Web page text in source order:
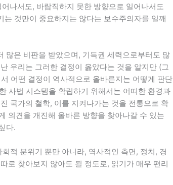
나서도, 바람직하지 못한 방향으로 일어나서도
것만이 중요하지는 않다는 보수주의자를 일깨
많은 비판을 받았으며, 기득권 세력으로부터도 많
우리는 그러한 결정이 옳았다는 것을 알지만 (그
어떤 결정이 역사적으로 올바른지는 어떻게 판단
사법 시스템을 확립하기 위해서는 어떠한 환경과
국가의 철학, 이를 지켜나가는 것을 전통으로 확
의견을 개진해 올바른 방향을 찾아나갈 수 있는
다.
적 분위기 뿐만 아니라, 역사적인 측면, 정치, 경
로 찾아보지 않아도 될 정도로, 읽기가 매우 편리